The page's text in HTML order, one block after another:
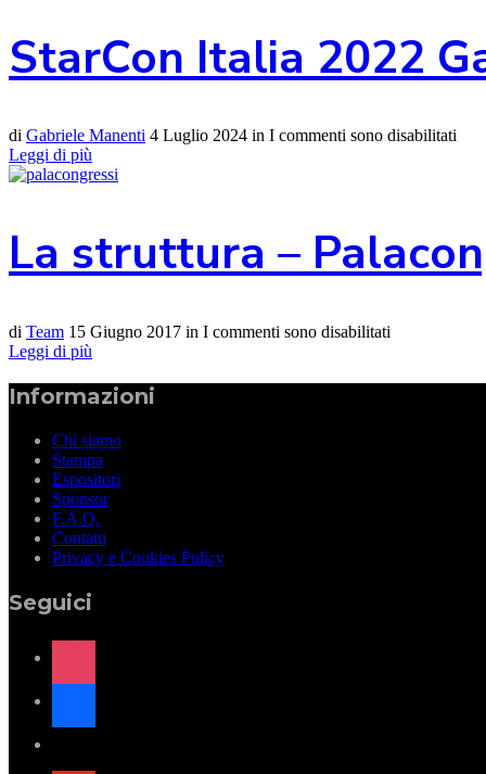
StarCon Italia 2022
di Gabriele Manenti 4 Luglio 2024 in I commenti sono disabilitati
Leggi di più
La struttura –
di Team 15 Giugno 2017 in I commenti sono disabilitati
Leggi di più
Informazioni
Chi siamo
Stampa
Espositori
Sponsor
F.A.Q.
Contatti
Privacy e Cookies Policy
Seguici
instagram
facebook
x